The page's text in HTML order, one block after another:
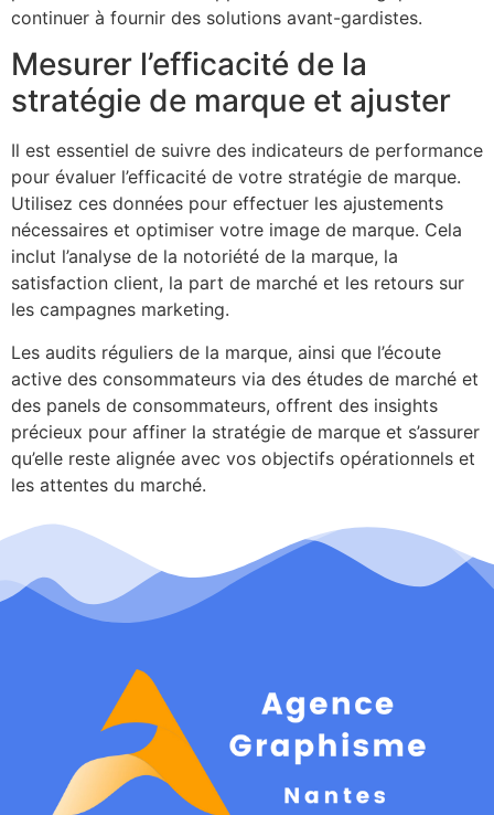
continuer à fournir des solutions avant-gardistes.
Mesurer l’efficacité de la
stratégie de marque et ajuster
Il est essentiel de suivre des indicateurs de performance
pour évaluer l’efficacité de votre stratégie de marque.
Utilisez ces données pour effectuer les ajustements
nécessaires et optimiser votre image de marque. Cela
inclut l’analyse de la notoriété de la marque, la
satisfaction client, la part de marché et les retours sur
les campagnes marketing.
Les audits réguliers de la marque, ainsi que l’écoute
active des consommateurs via des études de marché et
des panels de consommateurs, offrent des insights
précieux pour affiner la stratégie de marque et s’assurer
qu’elle reste alignée avec vos objectifs opérationnels et
les attentes du marché.